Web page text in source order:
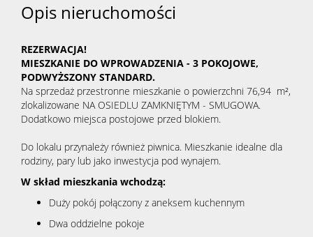
Opis nieruchomości
REZERWACJA!
MIESZKANIE DO WPROWADZENIA - 3 POKOJOWE,
PODWYŻSZONY STANDARD.
Na sprzedaż przestronne mieszkanie o powierzchni 76,94 m²,
zlokalizowane NA OSIEDLU ZAMKNIĘTYM - SMUGOWA.
Dodatkowo miejsca postojowe przed blokiem.
Do lokalu przynależy również piwnica. Mieszkanie idealne dla
rodziny, pary lub jako inwestycja pod wynajem.
W skład mieszkania wchodzą:
Duży pokój połączony z aneksem kuchennym
Dwa oddzielne pokoje